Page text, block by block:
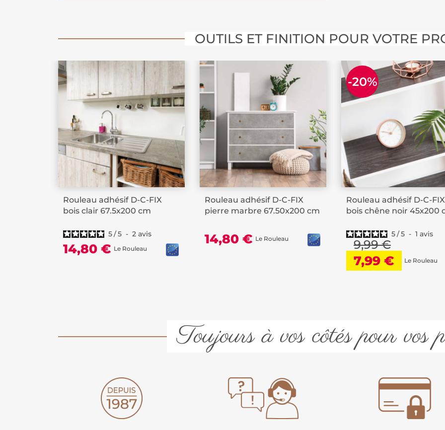
OUTILS ET FINITION POUR VOTRE
Rouleau adhésif D-C-FIX
bois clair 67.5x200 cm
5/5 - 2 avis
14,80 € Le Rouleau
Rouleau adhésif D-C-FIX
pierre marbre 67.50x200 cm
14,80 € Le Rouleau
Rouleau adhésif D-C-FIX
bois chêne noir 45x200
5/5 - 1 avis
9,99 €
7,99 € Le Rouleau
-20%
Toujours à vos côtés pour vos